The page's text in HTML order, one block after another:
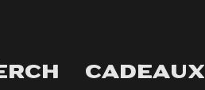
CADEAUX